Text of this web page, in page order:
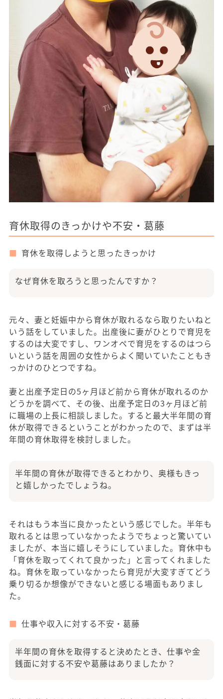
育休取得のきっかけや不安・葛藤
育休を取得しようと思ったきっかけ
なぜ育休を取ろうと思ったんですか？
元々、妻と妊娠中から育休が取れるなら取りたいねと
いう話をしていました。出産後に妻がひとりで育児を
するのは大変ですし、ワンオペで育児をするのはつら
いという話を周囲の女性からよく聞いていたこともき
っかけのひとつですね。
妻と出産予定日の5ヶ月ほど前から育休が取れるのか
どうかを調べて、その後、出産予定日の3ヶ月ほど前
に職場の上長に相談しました。すると最大半年間の育
休が取得できるということがわかったので、まずは半
年間の育休取得を検討しました。
半年間の育休が取得できるとわかり、奥様もきっ
と嬉しかったでしょうね。
それはもう本当に良かったという感じでした。半年も
取れるとは思っていなかったようでちょっと驚いてい
ましたが、本当に嬉しそうにしていました。育休中も
「育休を取ってくれて良かった」と言ってくれました
ね。育休を取っていなかったら育児が大変すぎてどう
乗り切るか想像ができないと感じる場面もありまし
た。
仕事や収入に対する不安・葛藤
半年間の育休を取得すると決めたとき、仕事や金
銭面に対する不安や葛藤はありましたか？